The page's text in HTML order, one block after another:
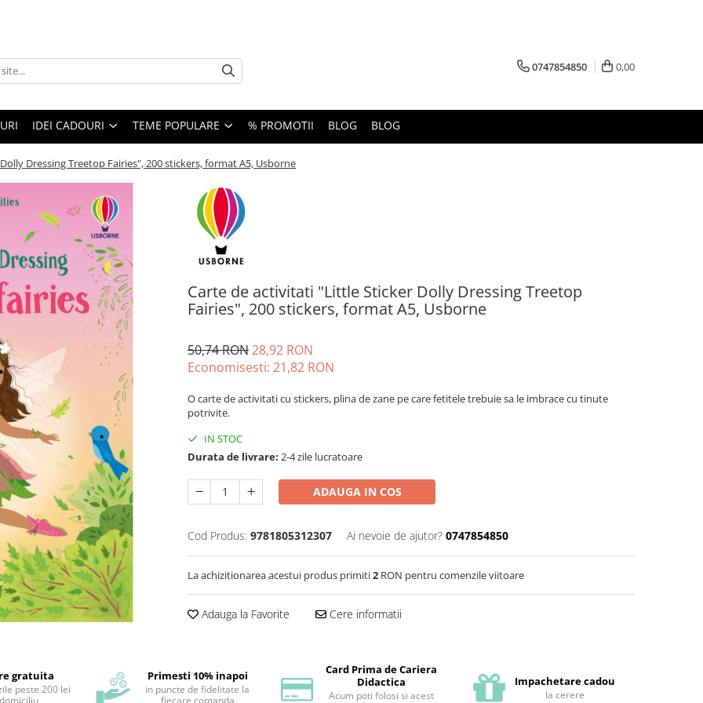
0747854850 0,00
IDEI CADOURI TEME POPULARE % PROMOTII BLOG BLOG
Dressing Treetop Fairies", 200 stickers, format A5, Usborne
Carte de activitati "Little Sticker Dolly Dressing Treetop
Fairies", 200 stickers, format A5, Usborne
50,74 RON28,92 RON
Economisesti: 21,82 RON
O carte de activitati cu stickers, plina de zane pe care fetitele trebuie sa le imbrace cu tinute
potrivite.
IN STOC
Durata de livrare: 2-4 zile lucratoare
ADAUGA IN COS
Cod Produs: 9781805312307 Ai nevoie de ajutor? 0747854850
La achizitionarea acestui produs primiti2 RON pentru comenzile viitoare
Adauga la Favorite Cere informatii
gratuita
peste 200 lei
Primesti 10% inapoi
in puncte de fidelitate la
fiecare comanda
Card Prima de Cariera
Didactica
Acum poti folosi si acest
Impachetare cadou
la cerere